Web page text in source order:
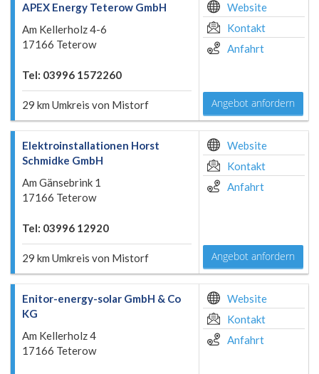
APEX Energy Teterow GmbH
Am Kellerholz 4-6
17166 Teterow
Tel: 03996 1572260
29 km Umkreis von Mistorf
Website
Kontakt
Anfahrt
Angebot anfordern
Elektroinstallationen Horst
Schmidke GmbH
Am Gänsebrink 1
17166 Teterow
Tel: 03996 12920
29 km Umkreis von Mistorf
Website
Kontakt
Anfahrt
Angebot anfordern
Enitor-energy-solar GmbH & Co
KG
Am Kellerholz 4
17166 Teterow
Website
Kontakt
Anfahrt